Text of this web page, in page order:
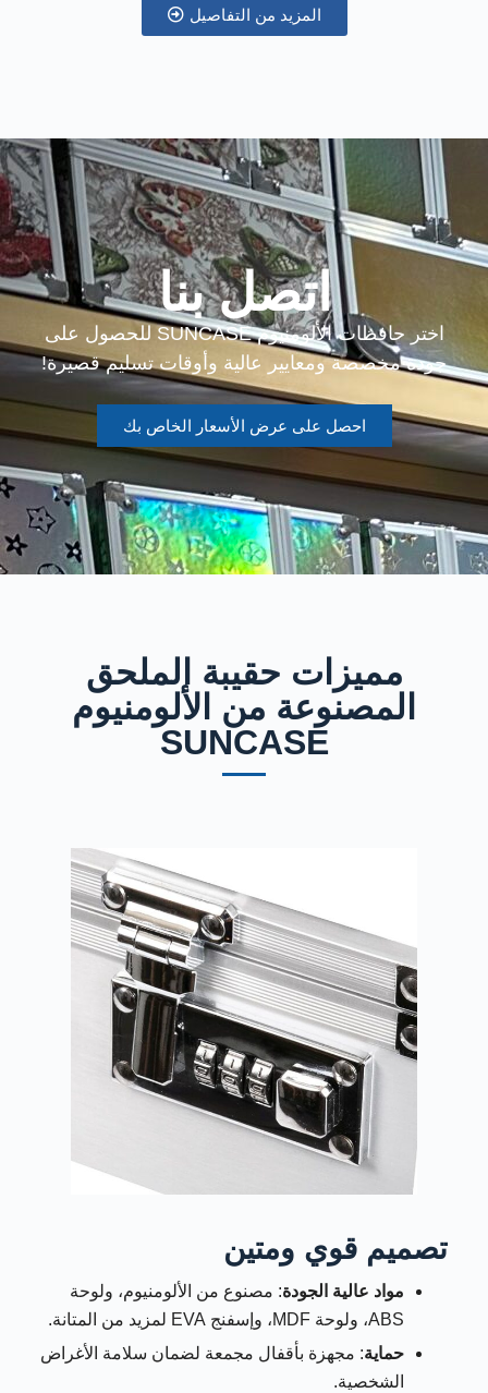
المزيد من التفاصيل
اتصل بنا
اختر حافظات الألومنيوم SUNCASE للحصول على
جودة مخصصة ومعايير عالية وأوقات تسليم قصيرة!
احصل على عرض الأسعار الخاص بك
مميزات حقيبة الملحق
المصنوعة من الألومنيوم
SUNCASE
تصميم قوي ومتين
مواد عالية الجودة: مصنوع من الألومنيوم، ولوحة
ABS، ولوحة MDF، وإسفنج EVA لمزيد من المتانة.
حماية: مجهزة بأقفال مجمعة لضمان سلامة الأغراض
الشخصية.